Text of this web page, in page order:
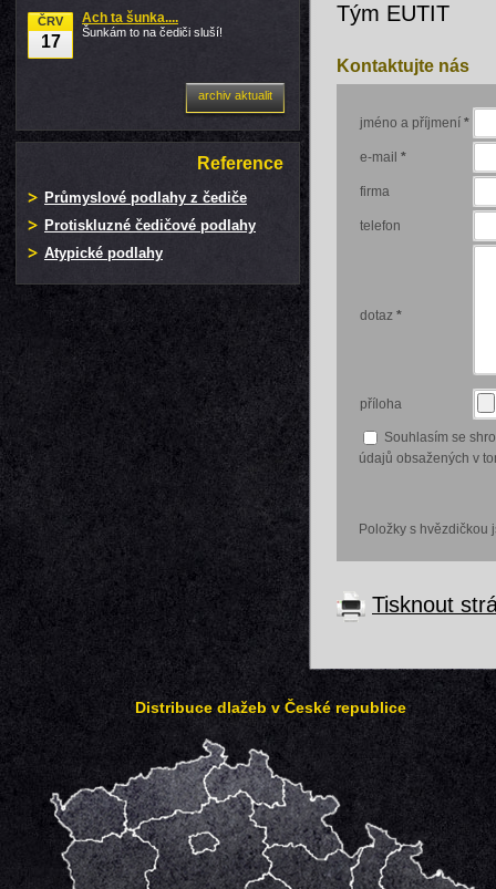
Tým EUTIT
Kontaktujte nás
jméno a příjmení *
e-mail *
firma
telefon
dotaz *
příloha
Souhlasím se
údajů obsažených v
Položky s hvězdičkou
Tisknout
ČRV
17
Ach ta šunka....
Šunkám to na čediči sluší!
archiv aktualit
Reference
Průmyslové podlahy z čediče
Protiskluzné čedičové podlahy
Atypické podlahy
Distribuce dlažeb v České republice